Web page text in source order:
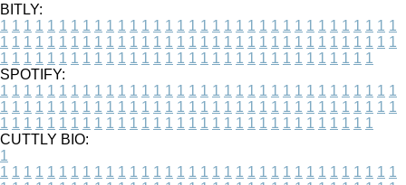
BITLY:
1 1 1 1 1 1 1 1 1 1 1 1 1 1 1 1 1 1 1 1 1 1 1 1 1 1 1 1 1 1 1 1 1 1
1 1 1 1 1 1 1 1 1 1 1 1 1 1 1 1 1 1 1 1 1 1 1 1 1 1 1 1 1 1 1 1 1 1
1 1 1 1 1 1 1 1 1 1 1 1 1 1 1 1 1 1 1 1 1 1 1 1 1 1 1 1 1 1 1 1
SPOTIFY:
1 1 1 1 1 1 1 1 1 1 1 1 1 1 1 1 1 1 1 1 1 1 1 1 1 1 1 1 1 1 1 1 1 1
1 1 1 1 1 1 1 1 1 1 1 1 1 1 1 1 1 1 1 1 1 1 1 1 1 1 1 1 1 1 1 1 1 1
1 1 1 1 1 1 1 1 1 1 1 1 1 1 1 1 1 1 1 1 1 1 1 1 1 1 1 1 1 1 1 1
CUTTLY BIO:
1
1 1 1 1 1 1 1 1 1 1 1 1 1 1 1 1 1 1 1 1 1 1 1 1 1 1 1 1 1 1 1 1 1 1